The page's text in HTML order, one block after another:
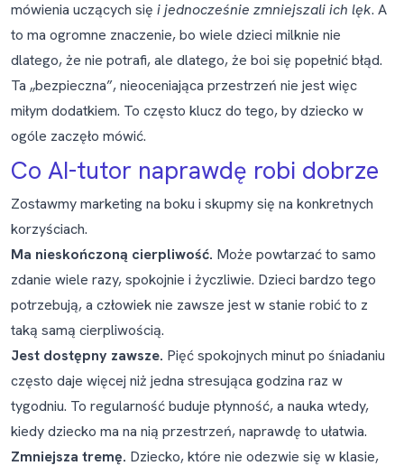
mówienia uczących się i jednocześnie zmniejszali ich lęk. A
to ma ogromne znaczenie, bo wiele dzieci milknie nie
dlatego, że nie potrafi, ale dlatego, że boi się popełnić błąd.
Ta „bezpieczna”, nieoceniająca przestrzeń nie jest więc
miłym dodatkiem. To często klucz do tego, by dziecko w
ogóle zaczęło mówić.
Co AI-tutor naprawdę robi dobrze
Zostawmy marketing na boku i skupmy się na konkretnych
korzyściach.
Ma nieskończoną cierpliwość. Może powtarzać to samo
zdanie wiele razy, spokojnie i życzliwie. Dzieci bardzo tego
potrzebują, a człowiek nie zawsze jest w stanie robić to z
taką samą cierpliwością.
Jest dostępny zawsze. Pięć spokojnych minut po śniadaniu
często daje więcej niż jedna stresująca godzina raz w
tygodniu. To regularność buduje płynność, a nauka wtedy,
kiedy dziecko ma na nią przestrzeń, naprawdę to ułatwia.
Zmniejsza tremę. Dziecko, które nie odezwie się w klasie,